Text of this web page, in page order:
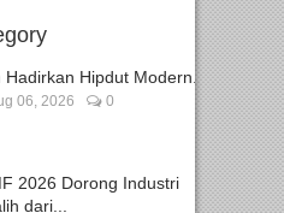
Hadirkan Hipdut Modern...
06, 2026 0
2026 Dorong Industri
dari...